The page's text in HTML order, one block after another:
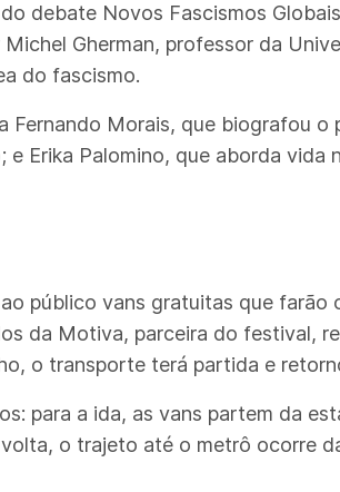
debate Novos Fascismos
Gherman, professor da
do fascismo.
Fernando Morais, que biografou
Erika Palomino, que aborda vida
público vans gratuitas que
da Motiva, parceira do festival,
o transporte terá partida e
para a ida, as vans partem da
o trajeto até o metrô ocorre